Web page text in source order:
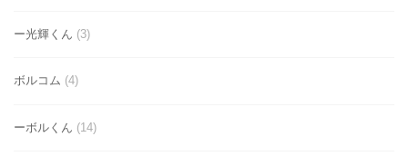
ー光輝くん (3)
ボルコム (4)
ーボルくん (14)